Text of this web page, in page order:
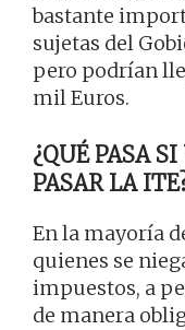
bastante
sujetas del
pero podrían
mil Euros.
¿QUÉ PASA
PASAR LA
En la mayoría
quienes se
impuestos, a
de manera